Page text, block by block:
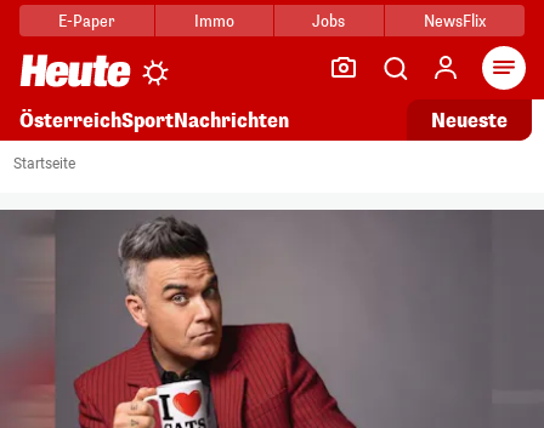
E-Paper Immo Jobs NewsFlix
ÖsterreichSportNachrichten Neueste
Startseite